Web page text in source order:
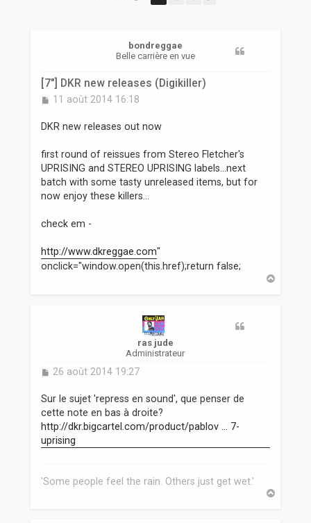
bondreggae
Belle carrière en vue
[7"] DKR new releases (Digikiller)
M
s
g
e
11 août 2014 16:18
DKR new releases out now
first round of reissues from Stereo Fletcher's
UPRISING and STEREO UPRISING labels...next
batch with some tasty unreleased items, but for
now enjoy these killers...
check em -
http://www.dkreggae.com"
onclick="window.open(this.href);return false;
ras jude
Administrateur
M
s
a
g
e
26 août 2014 19:27
Sur le sujet 'repress en sound', que penser de
cette note en bas à droite?
http://dkr.bigcartel.com/product/pablov ... 7-
uprising
'Some people feel the rain. Others just get wet.'